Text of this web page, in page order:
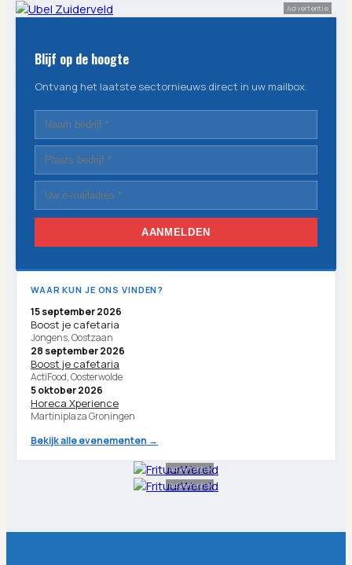
Advertentie
Blijf op de hoogte
Ontvang het laatste sectornieuws direct in uw mailbox.
AANMELDEN
WAAR KUN JE ONS VINDEN?
15 september 2026
Boost je cafetaria
Jongens, Oostzaan
28 september 2026
Boost je cafetaria
ActiFood, Oosterwolde
5 oktober 2026
Horeca Xperience
Martiniplaza Groningen
Bekijk alle evenementen →
Advertentie
Advertentie